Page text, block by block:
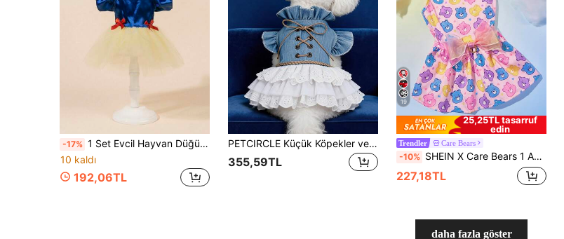
-17% 1 Set Evcil Hayvan Düğün Elbisesi, Fiyonklu, Sevimli Moda Baskılı Elbise + Fiyonklu Evcil Hayvan Kıyafeti, Esnek Tül Prenses Stili Evcil Hayvan Elbisesi, Köpekler/Kediler İçin Uygun
10 kaldı
192,06TL
PETCIRCLE Küçük Köpekler ve Yavru Köpekler İçin 1 Adet Evcil Hayvan Elbisesi, Sevimli Fırfırlı Yaka Moda Kıyafet, Texas Stili
355,59TL
19
25,25TL tasarruf
edin
Trendler Care Bears
-10% SHEIN X Care Bears 1 Adet Çizgi Film Karakter Desenli Baskılı Evcil Hayvan Tütü Etek, Kedi Kıyafeti, Köpek Kıyafeti, Beden XXS-XXXXL, Ekstra Küçük, Ekstra Büyük, Tül Etek, Tatlı, Sevimli, Paylaşan Ayı, Neşeli Ayı
227,18TL
daha fazla göster